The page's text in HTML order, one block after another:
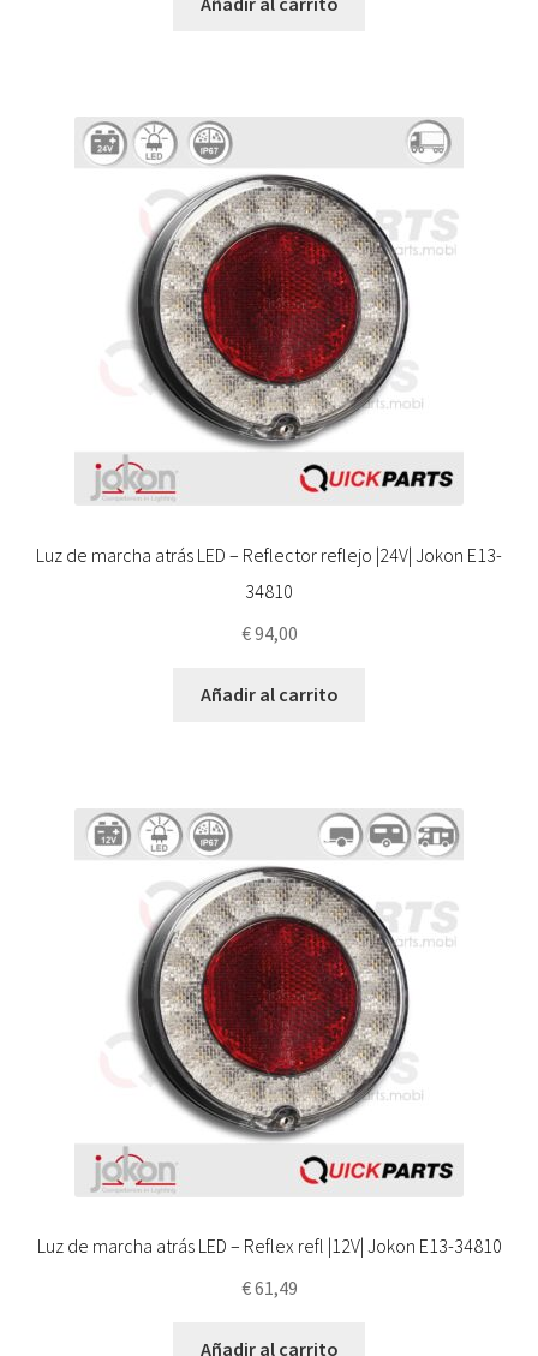
Luz de marcha atrás LED – Reflector reflejo |24V| Jokon E13-
34810
€94,00
Añadir al carrito
Luz de marcha atrás LED – Reflex refl |12V| Jokon E13-34810
€61,49
Añadir al carrito